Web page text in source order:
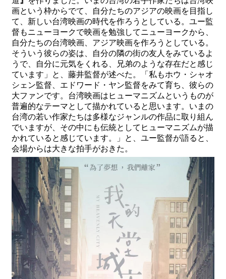
画という枠からでて、自分たちのアジアの映画を目指し
て、新しい台湾映画の時代を作ろうとしている。ユー監
督もニューヨークで映画を勉強してニューヨークから、
自分たちの台湾映画、アジア映画を作ろうとしている。
そういう彼らの姿は、自分の隣の街の友人をみているよ
うで、自分に元気をくれる、兄弟のような存在だと感じ
ています」と、藤井監督が述べた。「私もホウ・シャオ
シェン監督、エドワード・ヤン監督をみて育ち、彼らの
大ファンです。台湾映画はヒューマニズムというものが
普遍的なテーマとして描かれていると思います。いまの
台湾の若い作家たちは多様なジャンルの作品に取り組ん
でいますが、その中にも伝統としてヒューマニズムが描
かれていると感じています。」と、ユー監督が語ると、
会場からは大きな拍手がおきた。